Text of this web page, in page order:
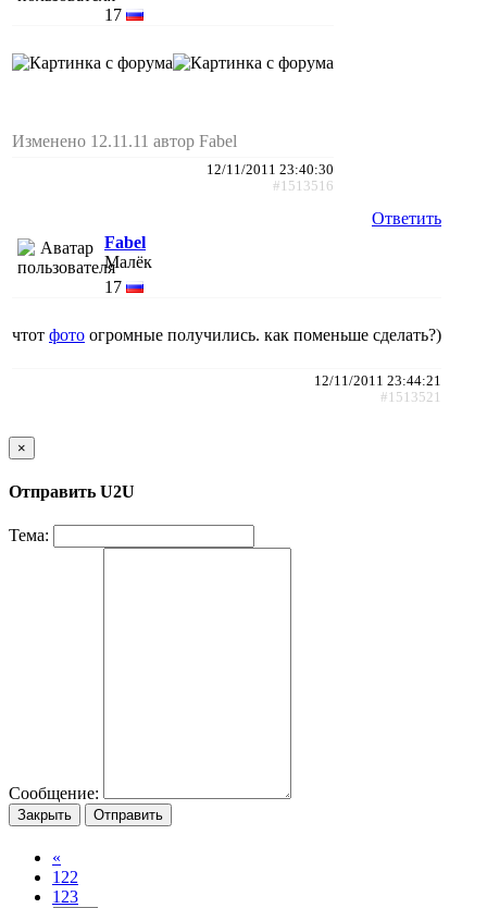
17
Изменено 12.11.11 автор Fabel
12/11/2011 23:40:30
#1513516
Ответить
Fabel
Малёк
17
чтот фото огромные получились. как поменьше сделать?)
12/11/2011 23:44:21
#1513521
×
Отправить U2U
Тема:
Сообщение:
Закрыть Отправить
«
122
123